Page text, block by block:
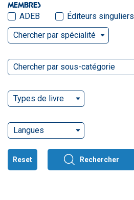
MEMBRES
ADEB
Éditeurs singuliers
Chercher par spécialité
Chercher par sous-catégorie
Types de livre
Langues
Reset Rechercher